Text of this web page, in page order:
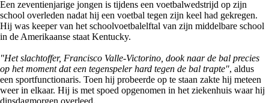
Een zeventienjarige jongen is tijdens een voetbalwedstrijd op zijn
school overleden nadat hij een voetbal tegen zijn keel had gekregen.
Hij was keeper van het schoolvoetbalelftal van zijn middelbare school
in de Amerikaanse staat Kentucky.
"Het slachtoffer, Francisco Valle-Victorino, dook naar de bal precies
op het moment dat een tegenspeler hard tegen de bal trapte", aldus
een sportfunctionaris. Toen hij probeerde op te staan zakte hij meteen
weer in elkaar. Hij is met spoed opgenomen in het ziekenhuis waar hij
dinsdagmorgen overleed.